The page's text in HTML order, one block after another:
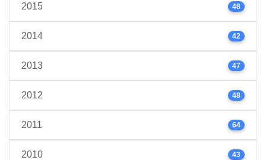
2015 48
2014 42
2013 47
2012 48
2011 64
2010 43